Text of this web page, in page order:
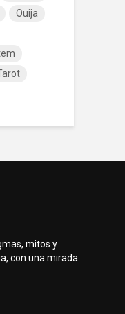
Ouija
mitos y
con una mirada